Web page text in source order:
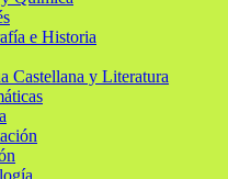
e Historia
Castellana y Literatura